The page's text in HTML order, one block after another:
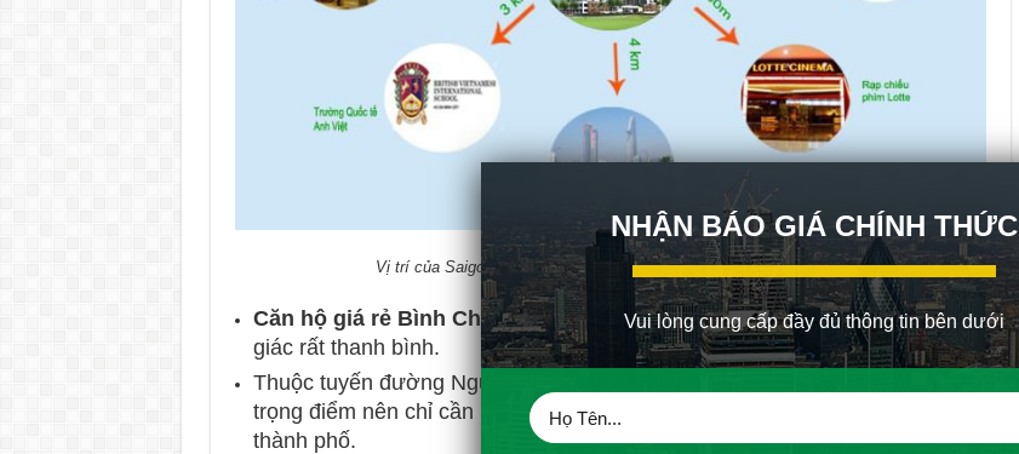
Vị trí của Saigon Mia là căn hộ giá rẻ Bình Chánh sở hữu vị trí đẹp
Căn hộ giá rẻ Bình Chánhdự án Sài Gòn Mia có 3 mặt view sông tạo cảm
giác rất thanh bình.
Thuộc tuyến đường Nguyễn Văn Cừ nối dài, giao với nhiều tuyến đường
trọng điểm nên chỉ cần mất vài phút chạy xe để đến các khu trung tâm
thành phố.
NHẬN BÁO GIÁ CHÍNH THỨC
Vui lòng cung cấp đầy đủ thông tin bên dưới